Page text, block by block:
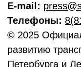
E-mail:
Телефоны:
© 2025
развитию
Петербурга и